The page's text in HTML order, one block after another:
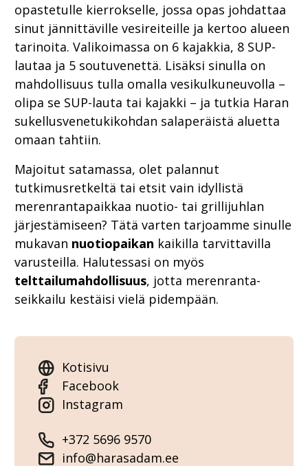
opastetulle kierrokselle, jossa opas johdattaa
sinut jännittäville vesireiteille ja kertoo alueen
tarinoita. Valikoimassa on 6 kajakkia, 8 SUP-
lautaa ja 5 soutuvenettä. Lisäksi sinulla on
mahdollisuus tulla omalla vesikulkuneuvolla –
olipa se SUP-lauta tai kajakki – ja tutkia Haran
sukellusvenetukikohdan salaperäistä aluetta
omaan tahtiin.
Majoitut satamassa, olet palannut
tutkimusretkeltä tai etsit vain idyllistä
merenrantapaikkaa nuotio- tai grillijuhlan
järjestämiseen? Tätä varten tarjoamme sinulle
mukavan nuotiopaikan kaikilla tarvittavilla
varusteilla. Halutessasi on myös
telttailumahdollisuus, jotta merenranta-
seikkailu kestäisi vielä pidempään.
Kotisivu
Facebook
Instagram
+372 5696 9570
info@harasadam.ee